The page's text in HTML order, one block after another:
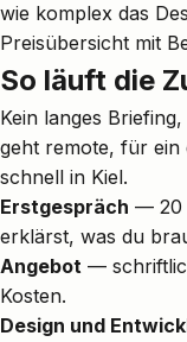
wie komplex das
Preisübersicht mit
So läuft die
Kein langes
geht remote, für ein
schnell in Kiel.
Erstgespräch — 20
erklärst, was du
Angebot —
Kosten.
Design und